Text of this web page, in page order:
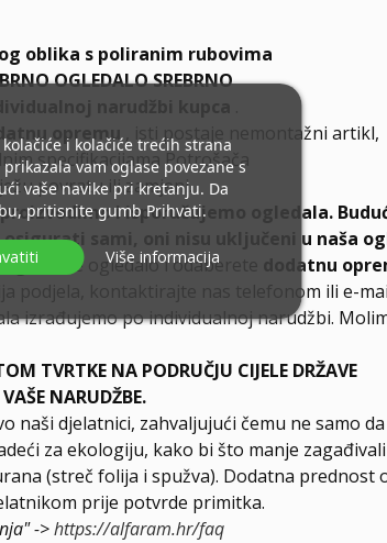
oblika s poliranim rubovima
OGLEDALO SREBRNO
opremu , isti postaje nemontažni artikl,
specifikacijama Potrošača
povratu ili zamjeni.
i isporučujemo ogledala.
sami, oni nisu uključeni u naša
ogledalo i odaberete
dodatnu
podjela, kontaktirajte nas telefonom ili e-
izrađujemo po individualnoj narudžbi.
TVRTKE NA PODRUČJU CIJELE DRŽAVE
NARUDŽBE.
naši djelatnici, zahvaljujući čemu ne samo
za ekologiju, kako bi što manje
(streč folija i spužva). Dodatna prednost
prije potvrde primitka.
->https://alfaram.hr/faq
i kolačiće trećih strana
vam oglase povezane s
vaše navike pri kretanju. Da
pritisnite gumb Prihvati.
Više informacija